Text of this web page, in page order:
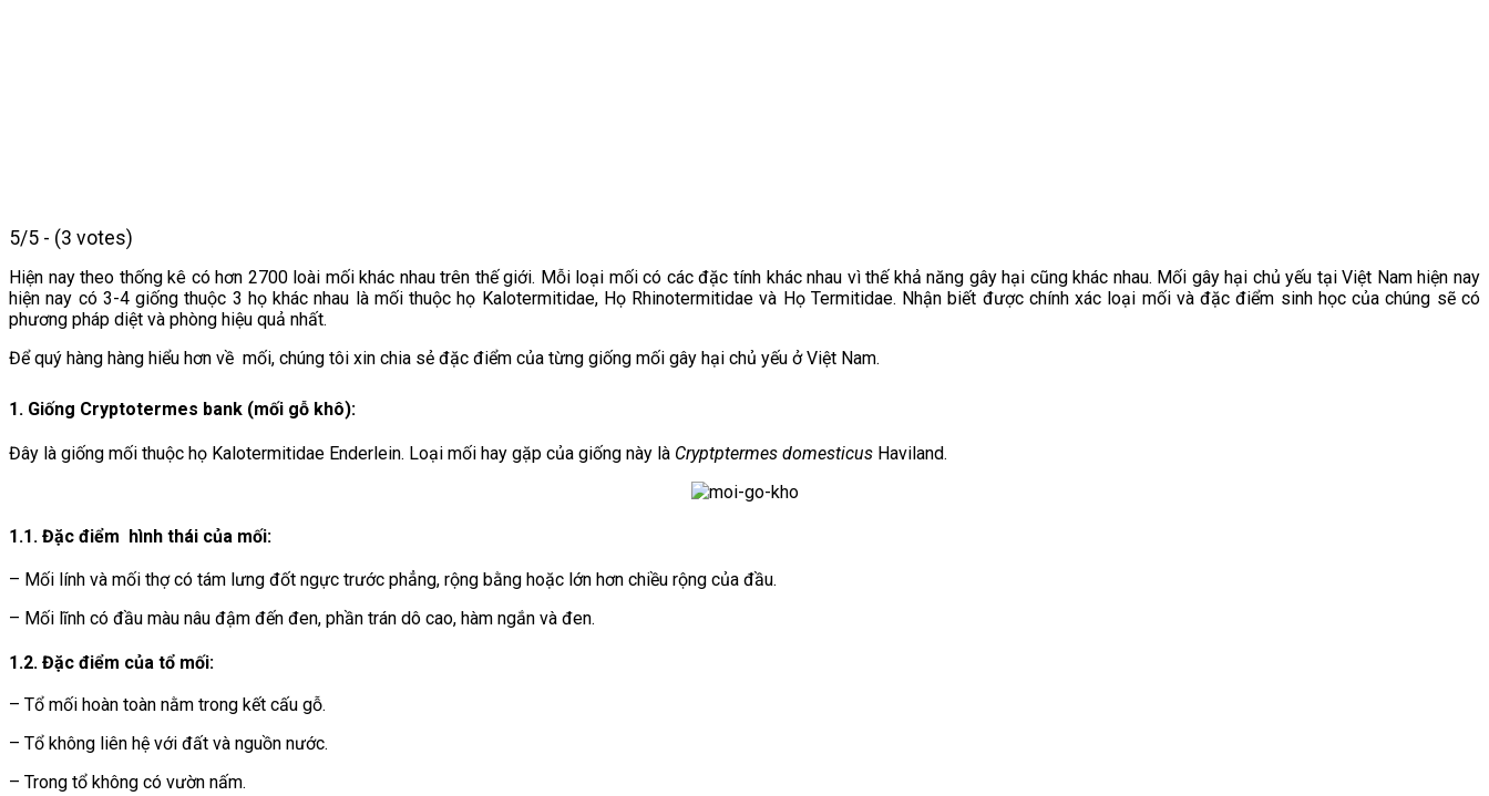
5/5 - (3 votes)
Hiện nay theo thống kê có hơn 2700 loài mối khác nhau trên thế giới. Mỗi loại mối có các đặc tính khác nhau vì thế khả năng gây hại cũng khác nhau. Mối gây hại chủ yếu tại Việt Nam hiện nay
hiện nay có 3-4 giống thuộc 3 họ khác nhau là mối thuộc họ Kalotermitidae, Họ Rhinotermitidae và Họ Termitidae. Nhận biết được chính xác loại mối và đặc điểm sinh học của chúng sẽ có
phương pháp diệt và phòng hiệu quả nhất.
Để quý hàng hàng hiểu hơn về mối, chúng tôi xin chia sẻ đặc điểm của từng giống mối gây hại chủ yếu ở Việt Nam.
1. Giống Cryptotermes bank (mối gỗ khô):
Đây là giống mối thuộc họ Kalotermitidae Enderlein. Loại mối hay gặp của giống này là Cryptptermes domesticus Haviland.
1.1. Đặc điểm hình thái của mối:
– Mối lính và mối thợ có tám lưng đốt ngực trước phẳng, rộng bằng hoặc lớn hơn chiều rộng của đầu.
– Mối lĩnh có đầu màu nâu đậm đến đen, phần trán dô cao, hàm ngắn và đen.
1.2. Đặc điểm của tổ mối:
– Tổ mối hoàn toàn nằm trong kết cấu gỗ.
– Tổ không liên hệ với đất và nguồn nước.
– Trong tổ không có vườn nấm.